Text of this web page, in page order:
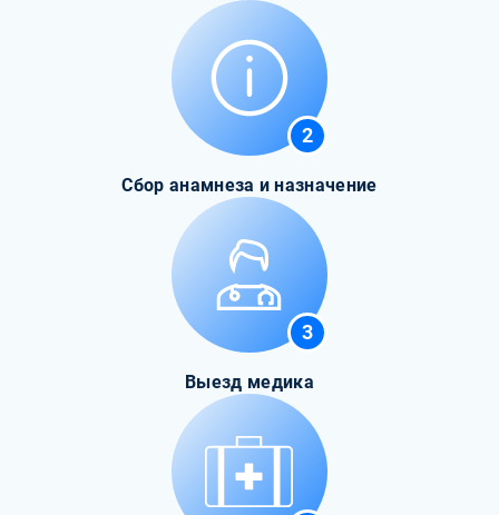
2
Сбор анамнеза и назначение
3
Выезд медика